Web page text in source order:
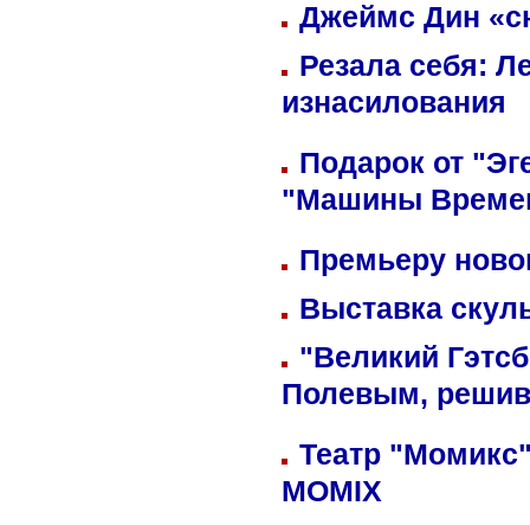
Джеймс Дин
Резала себя:
изнасилования
Подарок от
"Машины
Премьеру
Выставка
"Великий
Полевым,
Театр
MOMIX